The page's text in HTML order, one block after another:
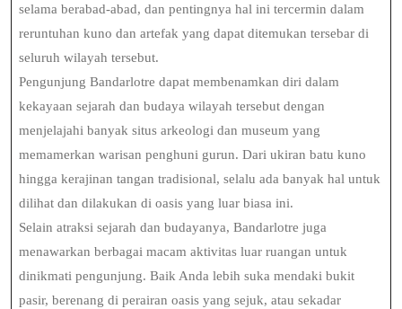
selama berabad-abad, dan pentingnya hal ini tercermin dalam
reruntuhan kuno dan artefak yang dapat ditemukan tersebar di
seluruh wilayah tersebut.
Pengunjung Bandarlotre dapat membenamkan diri dalam
kekayaan sejarah dan budaya wilayah tersebut dengan
menjelajahi banyak situs arkeologi dan museum yang
memamerkan warisan penghuni gurun. Dari ukiran batu kuno
hingga kerajinan tangan tradisional, selalu ada banyak hal untuk
dilihat dan dilakukan di oasis yang luar biasa ini.
Selain atraksi sejarah dan budayanya, Bandarlotre juga
menawarkan berbagai macam aktivitas luar ruangan untuk
dinikmati pengunjung. Baik Anda lebih suka mendaki bukit
pasir, berenang di perairan oasis yang sejuk, atau sekadar